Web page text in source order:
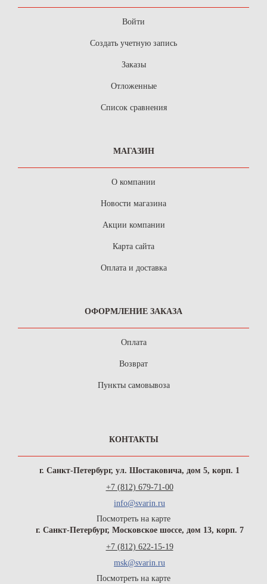
Войти
Создать учетную запись
Заказы
Отложенные
Список сравнения
МАГАЗИН
О компании
Новости магазина
Акции компании
Карта сайта
Оплата и доставка
ОФОРМЛЕНИЕ ЗАКАЗА
Оплата
Возврат
Пункты самовывоза
КОНТАКТЫ
г. Санкт-Петербург, ул. Шостаковича, дом 5, корп. 1
+7 (812) 679-71-00
info@svarin.ru
Посмотреть на карте
г. Санкт-Петербург, Московское шоссе, дом 13, корп. 7
+7 (812) 622-15-19
msk@svarin.ru
Посмотреть на карте